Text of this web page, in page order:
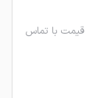
قیمت با تماس